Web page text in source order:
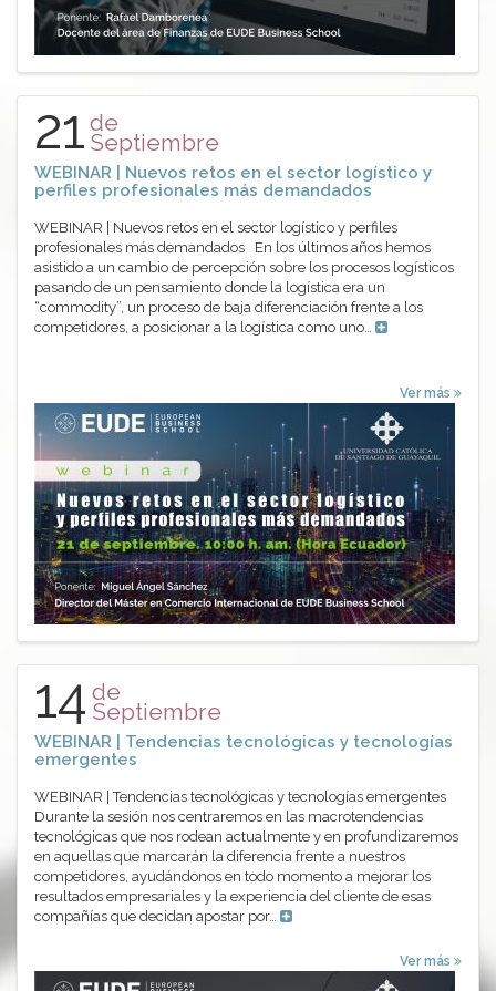
21 de
Septiembre
WEBINAR | Nuevos retos en el sector logístico y
perfiles profesionales más demandados
WEBINAR | Nuevos retos en el sector logístico y perfiles
profesionales más demandados En los últimos años hemos
asistido a un cambio de percepción sobre los procesos logísticos
pasando de un pensamiento donde la logística era un
“commodity”, un proceso de baja diferenciación frente a los
competidores, a posicionar a la logística como uno…
Ver más
14 de
Septiembre
WEBINAR | Tendencias tecnológicas y tecnologías
emergentes
WEBINAR | Tendencias tecnológicas y tecnologías emergentes
Durante la sesión nos centraremos en las macrotendencias
tecnológicas que nos rodean actualmente y en profundizaremos
en aquellas que marcarán la diferencia frente a nuestros
competidores, ayudándonos en todo momento a mejorar los
resultados empresariales y la experiencia del cliente de esas
compañías que decidan apostar por…
Ver más